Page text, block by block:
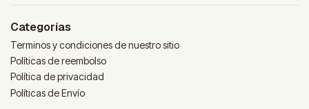
Categorías
Terminos y condiciones de nuestro sitio
Políticas de reembolso
Política de privacidad
Políticas de Envío